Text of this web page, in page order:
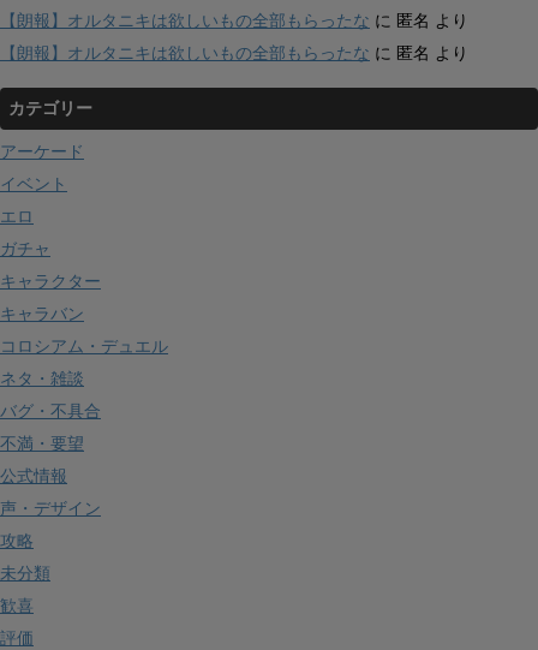
【朗報】オルタニキは欲しいもの全部もらったな に 匿名 より
【朗報】オルタニキは欲しいもの全部もらったな に 匿名 より
カテゴリー
アーケード
イベント
エロ
ガチャ
キャラクター
キャラバン
コロシアム・デュエル
ネタ・雑談
バグ・不具合
不満・要望
公式情報
声・デザイン
攻略
未分類
歓喜
評価